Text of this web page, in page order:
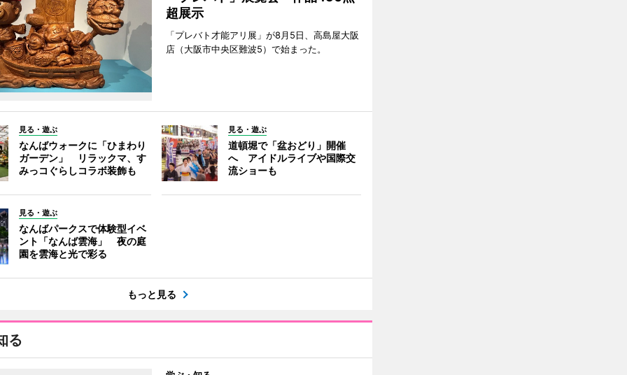
超展示
「プレバト才能アリ展」が8月5日、高島屋大阪
店（大阪市中央区難波5）で始まった。
見る・遊ぶ
なんばウォークに「ひまわり
ガーデン」 リラックマ、す
みっコぐらしコラボ装飾も
見る・遊ぶ
道頓堀で「盆おどり」開催
へ アイドルライブや国際交
流ショーも
見る・遊ぶ
なんばパークスで体験型イベ
ント「なんば雲海」 夜の庭
園を雲海と光で彩る
もっと見る
る